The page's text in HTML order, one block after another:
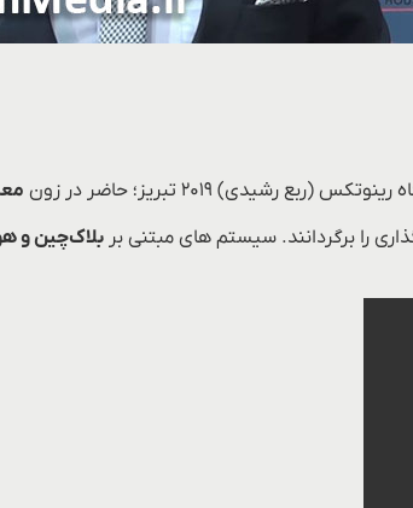
(ربع رشیدی) ۲۰۱۹ تبریز؛ حاضر در زون
را برگردانند. سیستم های مبتنی بر بلاک‌چین و